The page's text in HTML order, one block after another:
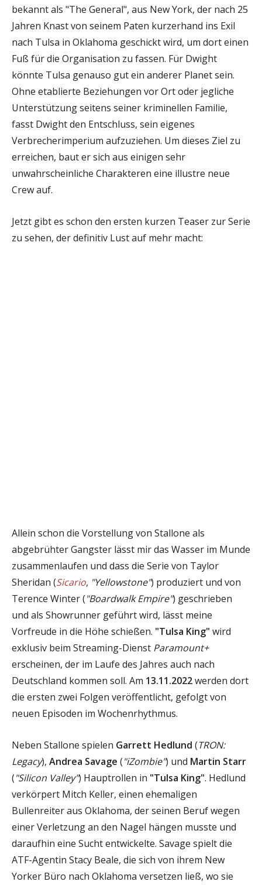
bekannt als "The General", aus New York, der nach 25
Jahren Knast von seinem Paten kurzerhand ins Exil
nach Tulsa in Oklahoma geschickt wird, um dort einen
Fuß für die Organisation zu fassen. Für Dwight
könnte Tulsa genauso gut ein anderer Planet sein.
Ohne etablierte Beziehungen vor Ort oder jegliche
Unterstützung seitens seiner kriminellen Familie,
fasst Dwight den Entschluss, sein eigenes
Verbrecherimperium aufzuziehen. Um dieses Ziel zu
erreichen, baut er sich aus einigen sehr
unwahrscheinliche Charakteren eine illustre neue
Crew auf.
Jetzt gibt es schon den ersten kurzen Teaser zur Serie
zu sehen, der definitiv Lust auf mehr macht:
Allein schon die Vorstellung von Stallone als
abgebrühter Gangster lässt mir das Wasser im Munde
zusammenlaufen und dass die Serie von Taylor
Sheridan (Sicario, "Yellowstone") produziert und von
Terence Winter ("Boardwalk Empire") geschrieben
und als Showrunner geführt wird, lässt meine
Vorfreude in die Höhe schießen. "Tulsa King" wird
exklusiv beim Streaming-Dienst Paramount+
erscheinen, der im Laufe des Jahres auch nach
Deutschland kommen soll. Am 13.11.2022werden dort
die ersten zwei Folgen veröffentlicht, gefolgt von
neuen Episoden im Wochenrhythmus.
Neben Stallone spielen Garrett Hedlund (TRON:
Legacy), Andrea Savage ("iZombie") und Martin Starr
("Silicon Valley") Hauptrollen in "Tulsa King". Hedlund
verkörpert Mitch Keller, einen ehemaligen
Bullenreiter aus Oklahoma, der seinen Beruf wegen
einer Verletzung an den Nagel hängen musste und
daraufhin eine Sucht entwickelte. Savage spielt die
ATF-Agentin Stacy Beale, die sich von ihrem New
Yorker Büro nach Oklahoma versetzen ließ, wo sie